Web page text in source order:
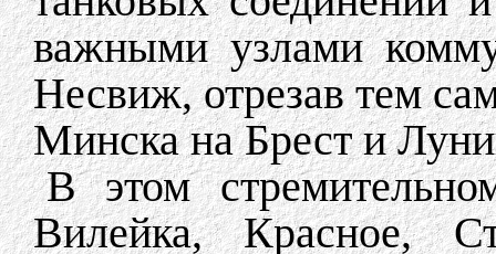
важными узлами
Несвиж, отрезав тем
Минска на Брест и
В этом
Вилейка, Красное,